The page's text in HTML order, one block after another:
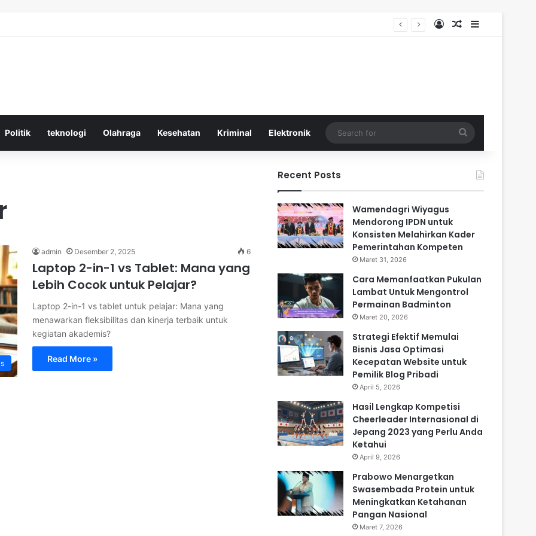
Log InRandom Article
Sidebar
Politik teknologi Olahraga Kesehatan Kriminal Elektronik
for
admin Desember 2, 2025 6
Laptop 2-in-1 vs Tablet: Mana yang
Lebih Cocok untuk Pelajar?
Laptop 2-in-1 vs tablet untuk pelajar: Mana yang
menawarkan fleksibilitas dan kinerja terbaik untuk
kegiatan akademis?
Read More »
Recent Posts
Wamendagri Wiyagus
Mendorong IPDN untuk
Konsisten Melahirkan Kader
Pemerintahan Kompeten
Maret 31, 2026
Cara Memanfaatkan Pukulan
Lambat Untuk Mengontrol
Permainan Badminton
Maret 20, 2026
Strategi Efektif Memulai
Bisnis Jasa Optimasi
Kecepatan Website untuk
Pemilik Blog Pribadi
April 5, 2026
Hasil Lengkap Kompetisi
Cheerleader Internasional di
Jepang 2023 yang Perlu Anda
Ketahui
April 9, 2026
Prabowo Menargetkan
Swasembada Protein untuk
Meningkatkan Ketahanan
Pangan Nasional
Maret 7, 2026